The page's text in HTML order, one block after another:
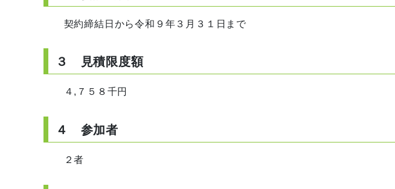
契約締結日から令和９年３月３１日まで
３ 見積限度額
４,７５８千円
４ 参加者
２者